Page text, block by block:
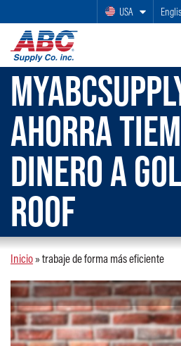
USA
AHORRA
DINERO A
ROOF
Inicio»trabaje de forma más eficiente